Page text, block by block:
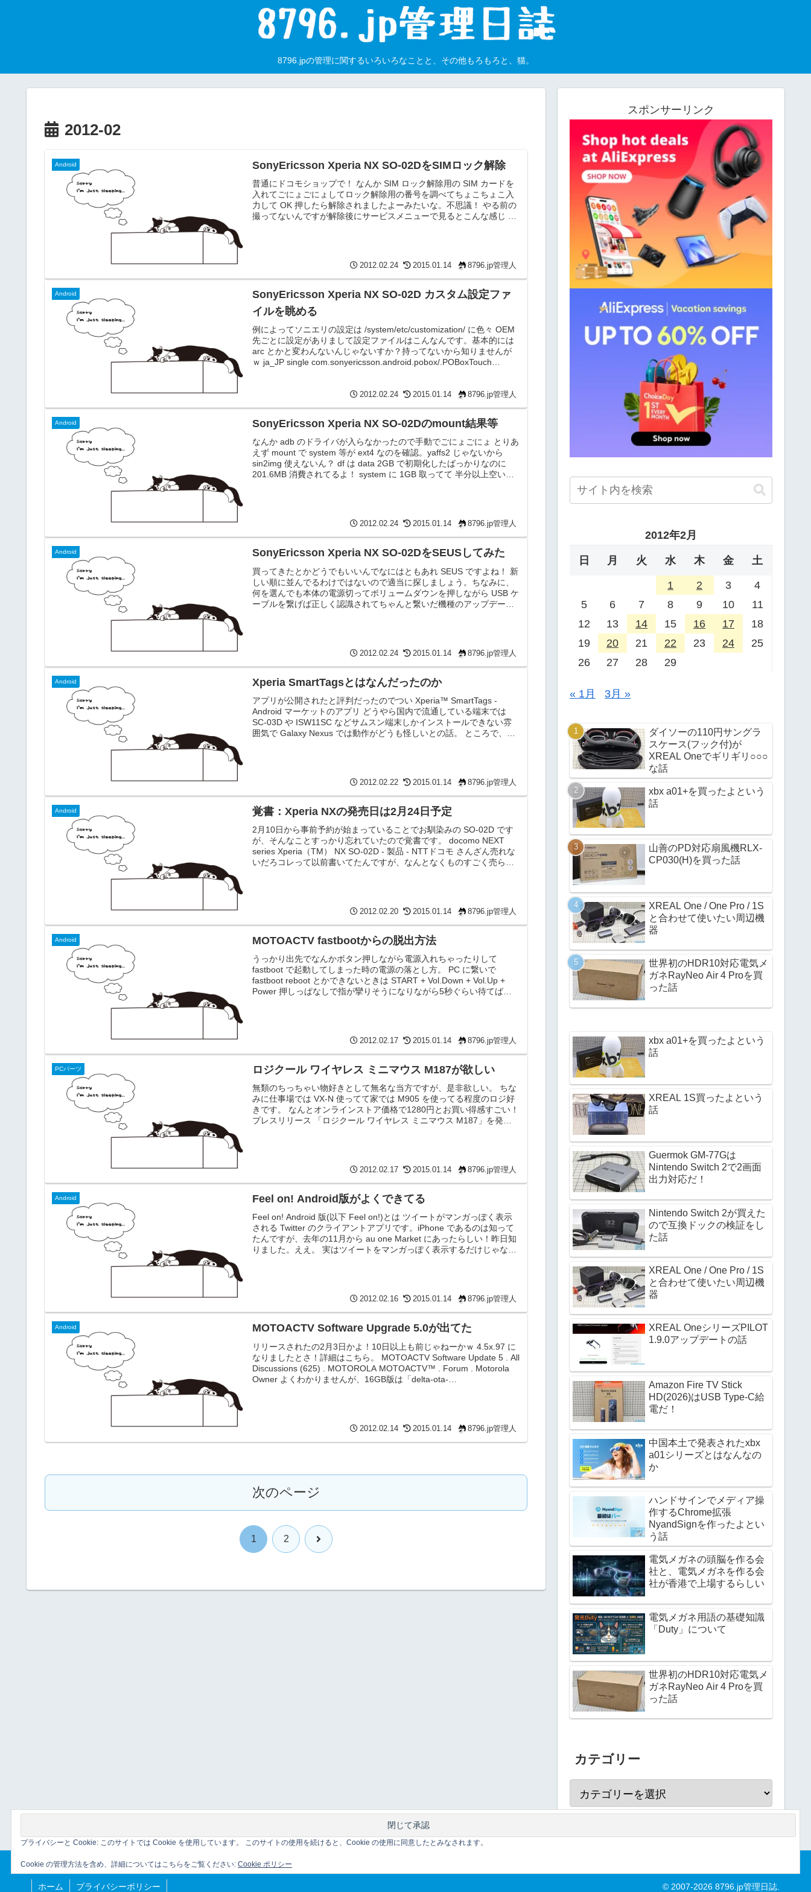
8796.jpの管理に関するいろいろなことと、その他もろもろと、猫。
2012-02
Android SonyEricsson Xperia NX SO-02DをSIMロック解除
普通にドコモショップで！ なんか SIM ロック解除用の SIM カードを
入れてごにょごにょしてロック解除用の番号を調べてちょこちょこ入
力して OK 押したら解除されましたよーみたいな。不思議！ やる前の
撮ってないんですが解除後にサービスメニューで見るとこんな感じ ち
2012.02.24 2015.01.14 8796.jp管理人
Android
SonyEricsson Xperia NX SO-02D カスタム設定ファ
イルを眺める
例によってソニエリの設定は /system/etc/customization/ に色々 OEM
先ごとに設定がありまして設定ファイルはこんなんです。基本的には
arc とかと変わんないんじゃないすか？持ってないから知りませんが
ｗ ja_JP single com.sonyericsson.android.pobox/.POBoxTouch
2012.02.24 2015.01.14 8796.jp管理人
Android SonyEricsson Xperia NX SO-02Dのmount結果等
なんか adb のドライバが入らなかったので手動でごにょごにょ とりあ
えず mount で system 等が ext4 なのを確認。yaffs2 じゃないから
sin2img 使えないん？ df は data 2GB で初期化したばっかりなのに
201.6MB 消費されてるよ！ system に 1GB 取ってて 半分以上空いて
2012.02.24 2015.01.14 8796.jp管理人
Android SonyEricsson Xperia NX SO-02DをSEUSしてみた
買ってきたとかどうでもいいんでなにはともあれ SEUS ですよね！ 新
しい順に並んでるわけではないので適当に探しましょう。ちなみに、
何を選んでも本体の電源切ってボリュームダウンを押しながら USB ケ
ーブルを繋げば正しく認識されてちゃんと繋いだ機種のアップデート
の回収。 S51SE 同様 sin2img で変換時にエラ...
2012.02.24 2015.01.14 8796.jp管理人
Android Xperia SmartTagsとはなんだったのか
アプリが公開されたと評判だったのでつい Xperia™ SmartTags -
Android マーケットのアプリ どうやら国内で流通している端末では
SC-03D や ISW11SC などサムスン端末しかインストールできない雰
囲気で Galaxy Nexus では動作がどうも怪しいとの話。 ところで、こ
2012.02.22 2015.01.14 8796.jp管理人
Android 覚書：Xperia NXの発売日は2月24日予定
2月10日から事前予約が始まっていることでお馴染みの SO-02D です
が、そんなことすっかり忘れていたので覚書です。 docomo NEXT
series Xperia（TM） NX SO-02D - 製品 - NTTドコモ さんざん売れな
いだろコレって以前書いてたんですが、なんとなくものすごく売らな
2012.02.20 2015.01.14 8796.jp管理人
Android MOTOACTV fastbootからの脱出方法
うっかり出先でなんかボタン押しながら電源入れちゃったりして
fastboot で起動してしまった時の電源の落とし方。 PC に繋いで
fastboot reboot とかできないときは START + Vol.Down + Vol.Up +
Power 押しっぱなしで指が攣りそうになりながら5秒ぐらい待てば電
2012.02.17 2015.01.14 8796.jp管理人
PCパーツ ロジクール ワイヤレス ミニマウス M187が欲しい
無類のちっちゃい物好きとして無名な当方ですが、是非欲しい。 ちな
みに仕事場では VX-N 使ってて家では M905 を使ってる程度のロジ好
きです。 なんとオンラインストア価格で1280円とお買い得感すごい！
プレスリリース 「ロジクール ワイヤレス ミニマウス M187」を発売
2012.02.17 2015.01.14 8796.jp管理人
Android Feel on! Android版がよくできてる
Feel on! Android 版(以下 Feel on!)とは ツイートがマンガっぽく表示
される Twitter のクライアントアプリです。iPhone であるのは知って
たんですが、去年の11月から au one Market にあったらしい！昨日知
りました。ええ。 実はツイートをマンガっぽく表示するだけじゃなく
2012.02.16 2015.01.14 8796.jp管理人
Android MOTOACTV Software Upgrade 5.0が出てた
リリースされたの2月3日かよ！10日以上も前じゃねーかｗ 4.5x.97 に
なりましたとさ！詳細はこちら。 MOTOACTV Software Update 5 . All
Discussions (625) . MOTOROLA MOTOACTV™ . Forum . Motorola
Owner よくわかりませんが、16GB版は「delta-ota-
2012.02.14 2015.01.14 8796.jp管理人
次のページ
1 2 次
スポンサーリンク
2012年2月
日 月 火 水 木 金 土
1 2 3
4
5
6 7 8 9 10
11
12
13 14 15 16 17
18
19
20 21 22 23 24
25
26
27 28 29
« 1月 3月 »
ダイソーの110円サングラ
スケース(フック付)が
XREAL Oneでギリギリ○○○
な話
xbx a01+を買ったよという
話
山善のPD対応扇風機RLX-
CP030(H)を買った話
XREAL One / One Pro / 1S
と合わせて使いたい周辺機
器
世界初のHDR10対応電気メ
ガネRayNeo Air 4 Proを買
った話
xbx a01+を買ったよという
話
XREAL 1S買ったよという
話
Guermok GM-77Gは
Nintendo Switch 2で2画面
出力対応だ！
Nintendo Switch 2が買えた
ので互換ドックの検証をし
た話
XREAL One / One Pro / 1S
と合わせて使いたい周辺機
器
XREAL OneシリーズPILOT
1.9.0アップデートの話
Amazon Fire TV Stick
HD(2026)はUSB Type-C給
電だ！
中国本土で発表されたxbx
a01シリーズとはなんなの
か
ハンドサインでメディア操
作するChrome拡張
NyandSignを作ったよとい
う話
電気メガネの頭脳を作る会
社と、電気メガネを作る会
社が香港で上場するらしい
電気メガネ用語の基礎知識
「Duty」について
世界初のHDR10対応電気メ
ガネRayNeo Air 4 Proを買
った話
カテゴリー
ホーム プライバシーポリシー © 2007-2026 8796.jp管理日誌.
プライバシーと Cookie: このサイトでは Cookie を使用しています。 このサイトの使用を続けると、Cookie の使用に同意したとみなされます。
Cookie の管理方法を含め、詳細についてはこちらをご覧ください: Cookie ポリシー